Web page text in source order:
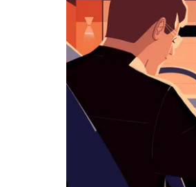
操
作
し、
日
付
選
ボ